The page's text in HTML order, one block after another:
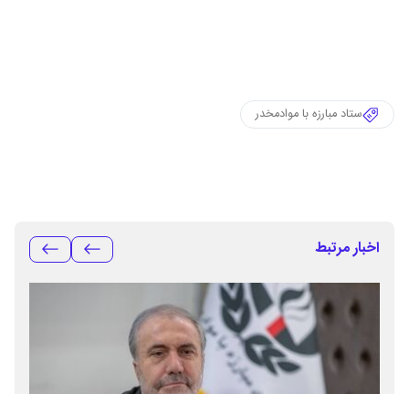
ستاد مبارزه با موادمخدر
اخبار مرتبط